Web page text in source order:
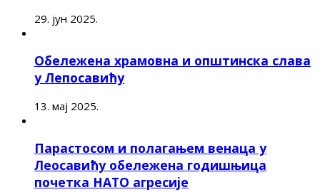
29. јун 2025.
Обележена храмовна и општинска слава
у Лепосавићу
13. мај 2025.
Парастосом и полагањем венаца у
Леосавићу обележена годишњица
почетка НАТО агресије